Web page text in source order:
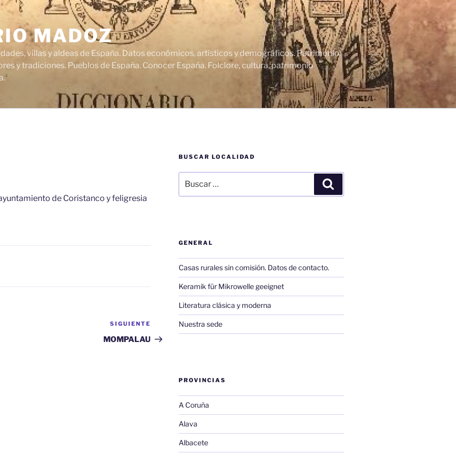
MADOZ
villas y aldeas de España. Datos económicos, artísticos y demográficos. Patrimonio
y tradiciones. Pueblos de España. Conocer España. Folclore, cultura, patrimonio
de Coristanco y feligresia
Siguiente
entrada
SIGUIENTE
MOMPALAU
BUSCAR LOCALIDAD
por:
GENERAL
Casas rurales sin comisión. Datos de contacto.
Keramik für Mikrowelle geeignet
Literatura clásica y moderna
Nuestra sede
PROVINCIAS
A Coruña
Alava
Albacete